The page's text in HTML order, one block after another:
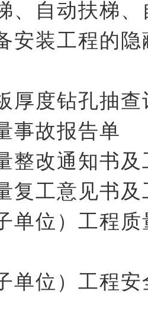
、自动扶梯
安装工程的
厚度钻孔抽查
事故报告单
整改通知书
复工意见书
单位）工程
单位）工程